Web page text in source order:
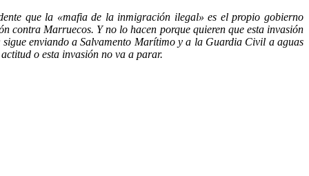
que la «mafia de la inmigración ilegal» es el propio gobierno
contra Marruecos. Y no lo hacen porque quieren que esta invasión
enviando a Salvamento Marítimo y a la Guardia Civil a aguas
o esta invasión no va a parar.